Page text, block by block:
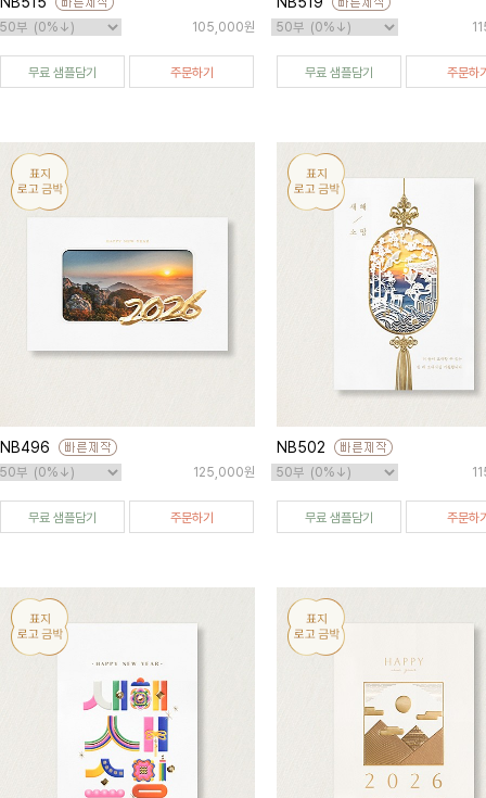
105,000원
무료 샘플담기 주문하기 무료 샘플담기 주문하
NB496
125,000원
무료 샘플담기 주문하기
NB502
무료 샘플담기 주문하